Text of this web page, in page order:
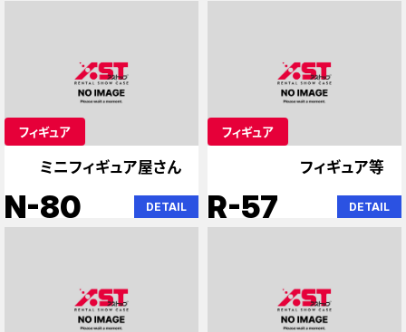
フィギュア
ミニフィギュア屋さん
N-80 DETAIL
フィギュア
フィギュア等
R-57 DETAIL